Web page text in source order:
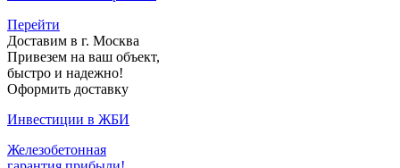
Перейти
Доставим в г. Москва
Привезем на ваш объект,
быстро и надежно!
Оформить доставку
Инвестиции в ЖБИ
Железобетонная